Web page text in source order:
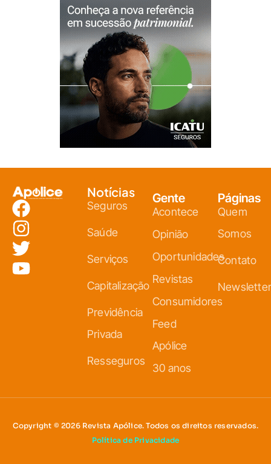
Notícias
Seguros
Saúde
Serviços
Capitalização
Previdência
Privada
Resseguros
Gente
Acontece
Opinião
Oportunidades
Revistas
Consumidores
Feed
Apólice
30 anos
Páginas
Quem
Somos
Contato
Newsletter
Copyright © 2026 Revista Apólice. Todos os direitos reservados.
Política de Privacidade